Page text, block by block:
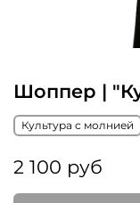
Шоппер |
Культура с молнией
2 100 руб